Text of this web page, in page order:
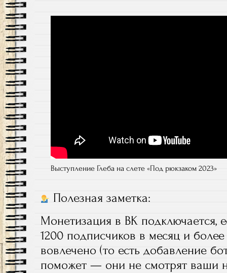
Выступление Глеба на слете «Под рюкзаком 2023»
Полезная заметка:
Монетизация в ВК подключается,
1200 подписчиков в месяц и
вовлечено (то есть добавление
поможет — они не смотрят ваши